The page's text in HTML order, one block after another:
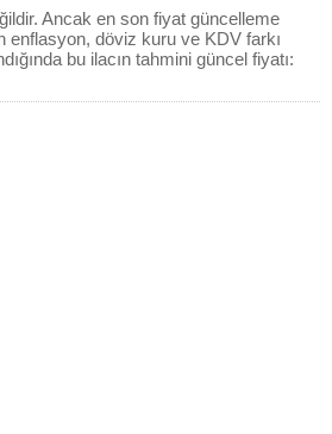
Ancak en son fiyat güncelleme
enflasyon, döviz kuru ve KDV farkı
bu ilacın tahmini güncel fiyatı: